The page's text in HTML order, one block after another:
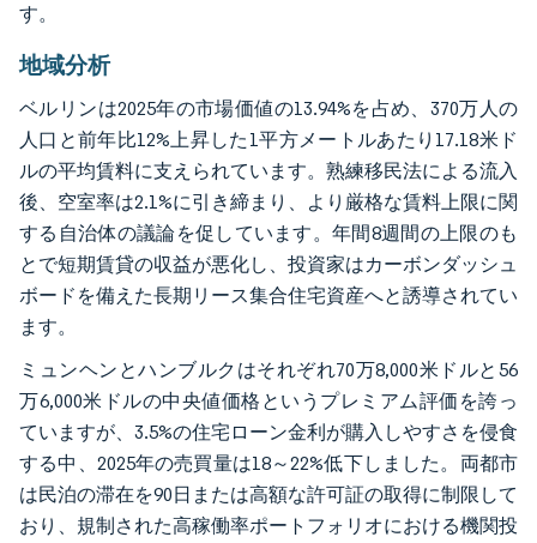
す。
地域分析
ベルリンは2025年の市場価値の13.94%を占め、370万人の
人口と前年比12%上昇した1平方メートルあたり17.18米ド
ルの平均賃料に支えられています。熟練移民法による流入
後、空室率は2.1%に引き締まり、より厳格な賃料上限に関
する自治体の議論を促しています。年間8週間の上限のも
とで短期賃貸の収益が悪化し、投資家はカーボンダッシュ
ボードを備えた長期リース集合住宅資産へと誘導されてい
ます。
ミュンヘンとハンブルクはそれぞれ70万8,000米ドルと56
万6,000米ドルの中央値価格というプレミアム評価を誇っ
ていますが、3.5%の住宅ローン金利が購入しやすさを侵食
する中、2025年の売買量は18～22%低下しました。両都市
は民泊の滞在を90日または高額な許可証の取得に制限して
おり、規制された高稼働率ポートフォリオにおける機関投